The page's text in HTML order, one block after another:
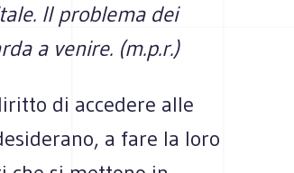
Il problema dei
a venire. (m.p.r.)
di accedere alle
a fare la loro